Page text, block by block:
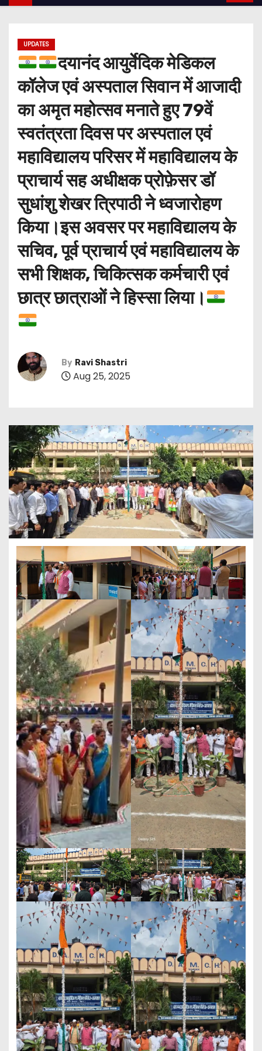
UPDATES
दयानंद आयुर्वेदिक मेडिकल
कॉलेज एवं अस्पताल सिवान में आजादी
का अमृत महोत्सव मनाते हुए 79वें
स्वतंत्रता दिवस पर अस्पताल एवं
महाविद्यालय परिसर में महाविद्यालय के
प्राचार्य सह अधीक्षक प्रोफ़ेसर डॉ
सुधांशु शेखर त्रिपाठी ने ध्वजारोहण
किया।इस अवसर पर महाविद्यालय के
सचिव, पूर्व प्राचार्य एवं महाविद्यालय के
सभी शिक्षक, चिकित्सक कर्मचारी एवं
छात्र छात्राओं ने हिस्सा लिया।
By Ravi Shastri
Aug 25, 2025